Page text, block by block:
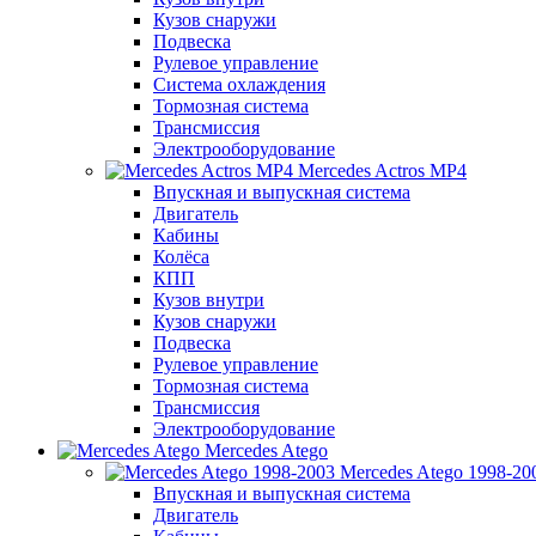
Кузов снаружи
Подвеска
Рулевое управление
Система охлаждения
Тормозная система
Трансмиссия
Электрооборудование
Mercedes Actros MP4
Впускная и выпускная система
Двигатель
Кабины
Колёса
КПП
Кузов внутри
Кузов снаружи
Подвеска
Рулевое управление
Тормозная система
Трансмиссия
Электрооборудование
Mercedes Atego
Mercedes Atego 1998-
Впускная и выпускная система
Двигатель